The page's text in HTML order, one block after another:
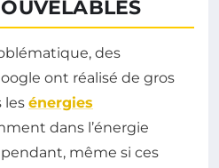
des
ont réalisé de gros
les énergies
dans l’énergie
même si ces